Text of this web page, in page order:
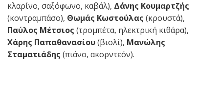
κλαρίνο, σαξόφωνο, καβάλ), Δάνης Κουμαρτζής
(κοντραμπάσο), Θωμάς Κωστούλας (κρουστά),
Παύλος Μέτσιος (τρομπέτα, ηλεκτρική κιθάρα),
Χάρης Παπαθανασίου(βιολί), Μανώλης
Σταματιάδης (πιάνο, ακορντεόν).